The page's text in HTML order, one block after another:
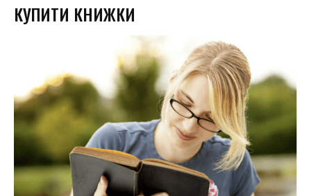
КУПИТИ КНИЖКИ